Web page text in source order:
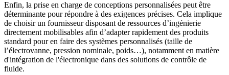
Enfin, la prise en charge de conceptions personnalisées peut être
déterminante pour répondre à des exigences précises. Cela implique
de choisir un fournisseur disposant de ressources d’ingénierie
directement mobilisables afin d’adapter rapidement des produits
standard pour en faire des systèmes personnalisés (taille de
l’électrovanne, pression nominale, poids…), notamment en matière
d'intégration de l'électronique dans des solutions de contrôle de
fluide.